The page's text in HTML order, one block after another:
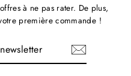
à ne pas rater. De plus,
première commande !